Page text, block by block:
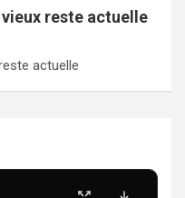
reste actuelle
actuelle